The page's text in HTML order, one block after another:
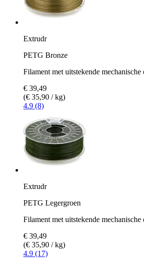
Extrudr
PETG Bronze
Filament met uitstekende mechanische
€ 39,49
(€ 35,90 / kg)
4.9 (8)
Extrudr
PETG Legergroen
Filament met uitstekende mechanische
€ 39,49
(€ 35,90 / kg)
4.9 (17)